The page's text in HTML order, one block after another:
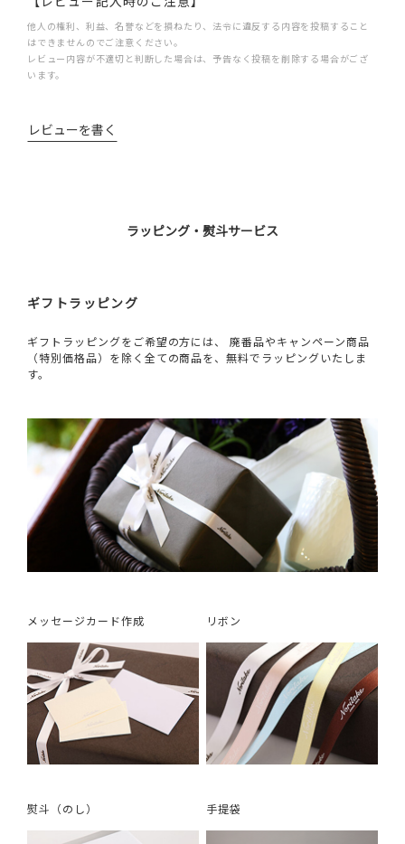
他人の権利、利益、名誉などを損ねたり、法令に違反する内容を投稿すること
はできませんのでご注意ください。
レビュー内容が不適切と判断した場合は、予告なく投稿を削除する場合がござ
います。
レビューを書く
ラッピング・熨斗サービス
ギフトラッピング
ギフトラッピングをご希望の方には、 廃番品やキャンペーン商品
（特別価格品）を除く全ての商品を、無料でラッピングいたしま
す。
メッセージカード作成 リボン
熨斗（のし） 手提袋